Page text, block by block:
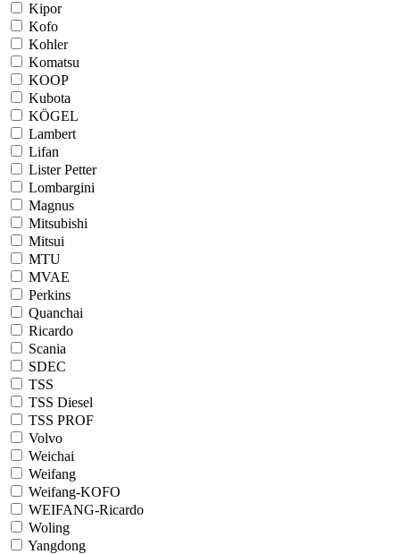
Kipor
Kofo
Kohler
Komatsu
KOOP
Kubota
KÖGEL
Lambert
Lifan
Lister Petter
Lombargini
Magnus
Mitsubishi
Mitsui
MTU
MVAE
Perkins
Quanchai
Ricardo
Scania
SDEC
TSS
TSS Diesel
TSS PROF
Volvo
Weichai
Weifang
Weifang-KOFO
WEIFANG-Ricardo
Woling
Yangdong